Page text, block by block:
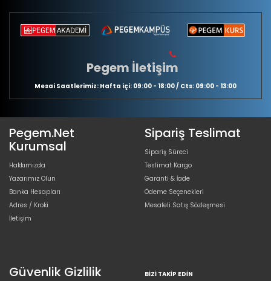
Pegem İletişim
Mesai Saatlerimiz: Hafta içi: 09:00 - 18:00 / Cts: 09:00 - 13:00
Pegem.Net
Kurumsal
Hakkımızda
Yazarımız Olun
Banka Hesapları
Adres / Kroki
İletişim
Sipariş Teslimat
Sipariş Süreci
Teslimat Kargo
Garanti & İade
Ödeme Seçenekleri
Mesafeli Satış Sözleşmesi
Güvenlik Gizlilik BIZI TAKIP EDIN